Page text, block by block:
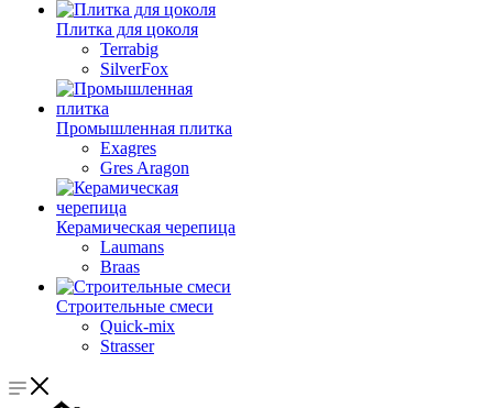
Плитка для цоколя
Terrabig
SilverFox
Промышленная плитка
Exagres
Gres Aragon
Керамическая черепица
Laumans
Braas
Строительные смеси
Quick-mix
Strasser